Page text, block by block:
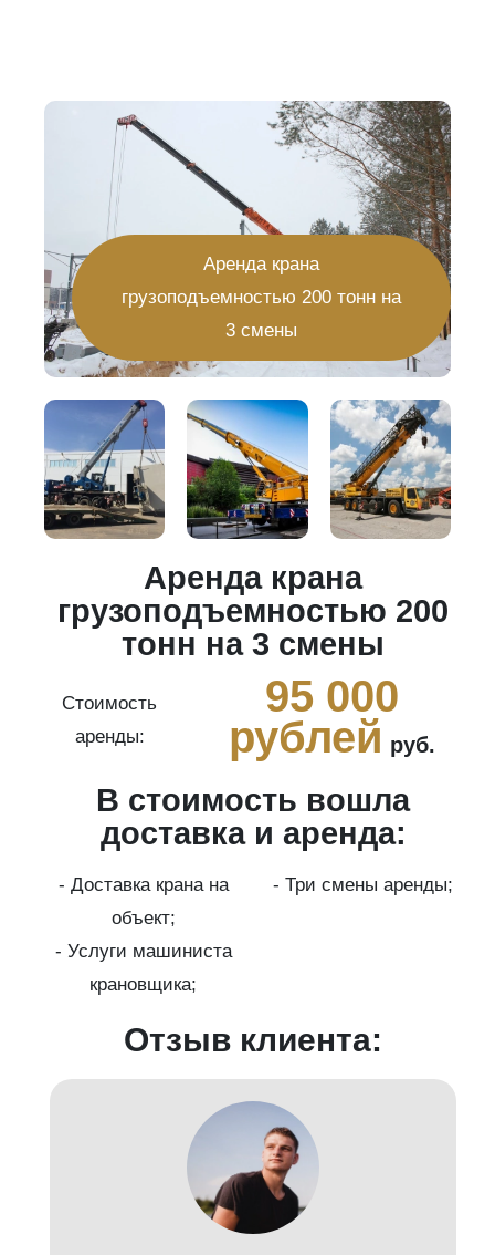
Аренда крана
грузоподъемностью 200 тонн на
3 смены
Аренда крана
грузоподъемностью 200
тонн на 3 смены
Стоимость
аренды:
95 000
рублей руб.
В стоимость вошла
доставка и аренда:
- Доставка крана на
объект;
- Три смены аренды;
- Услуги машиниста
крановщика;
Отзыв клиента: